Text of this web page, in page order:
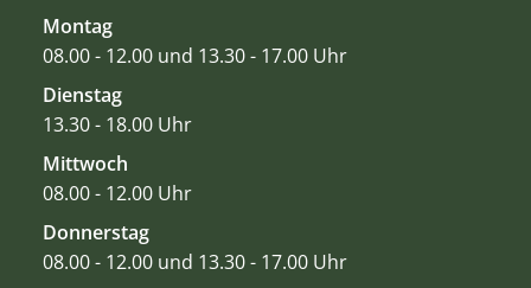
Montag
08.00 - 12.00 und 13.30 - 17.00 Uhr
Dienstag
13.30 - 18.00 Uhr
Mittwoch
08.00 - 12.00 Uhr
Donnerstag
08.00 - 12.00 und 13.30 - 17.00 Uhr